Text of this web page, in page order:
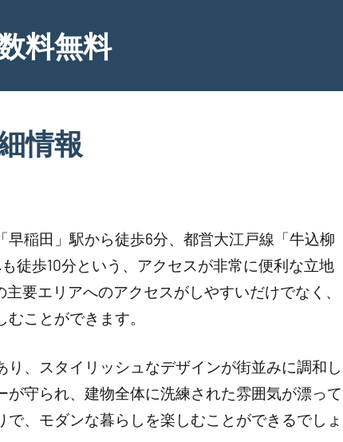
料無料
情報
稲田」駅から徒歩6分、都営大江戸線「牛込柳
徒歩10分という、アクセスが非常に便利な立地
要エリアへのアクセスがしやすいだけでなく、
ことができます。
、スタイリッシュなデザインが街並みに調和し
守られ、建物全体に洗練された雰囲気が漂って
、モダンな暮らしを楽しむことができるでしょ